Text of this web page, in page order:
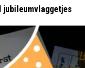
jubileumvlaggetjes